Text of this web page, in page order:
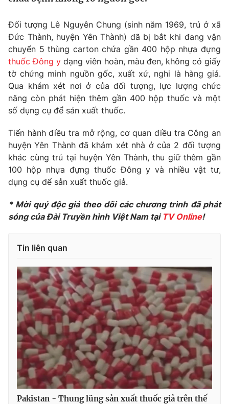
Thế giới đó đây
Câu chuyện quốc tế
Kinh tế
Tài chính
Thị trường
Góc doanh nghiệp
Dữ liệu và đời sống
Truyền hình
Phim VTV
Nhân vật
Khán giả
Giải sao mai
Giải trí
Điện ảnh
Âm nhạc
Sao
Đời sống
Du lịch
Làm đẹp
Chất lượng cuộc sống
Giáo dục
Tuyển sinh
Học trực tuyến
Hitech Công nghệ tương lai
Tư vấn
Lịch phát sóng
Chuyên mục khác
Emagazine Podcast
Photo Infographic
Video Shorts video
Đối tượng Lê Nguyên Chung (sinh năm 1969, trú ở xã
Đức Thành, huyện Yên Thành) đã bị bắt khi đang vận
chuyển 5 thùng carton chứa gần 400 hộp nhựa đựng
thuốc Đông y dạng viên hoàn, màu đen, không có giấy
tờ chứng minh nguồn gốc, xuất xứ, nghi là hàng giả.
Qua khám xét nơi ở của đối tượng, lực lượng chức
năng còn phát hiện thêm gần 400 hộp thuốc và một
số dụng cụ để sản xuất thuốc.
Tiến hành điều tra mở rộng, cơ quan điều tra Công an
huyện Yên Thành đã khám xét nhà ở của 2 đối tượng
khác cùng trú tại huyện Yên Thành, thu giữ thêm gần
100 hộp nhựa đựng thuốc Đông y và nhiều vật tư,
dụng cụ để sản xuất thuốc giả.
* Mời quý độc giả theo dõi các chương trình đã phát
sóng của Đài Truyền hình Việt Nam tại TV Online!
Tin liên quan
Pakistan - Thung lũng sản xuất thuốc giả trên thế